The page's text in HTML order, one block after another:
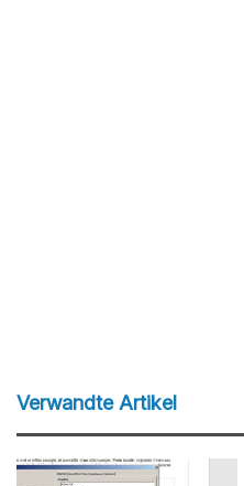
Verwandte Artikel